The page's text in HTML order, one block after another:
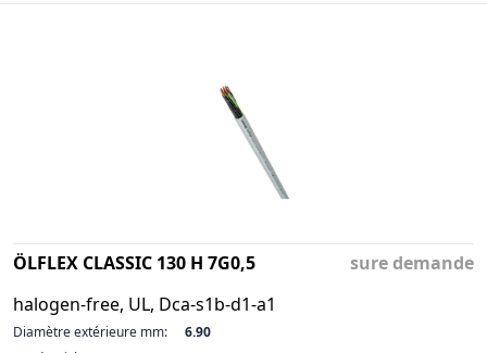
ÖLFLEX CLASSIC 130 H 7G0,5
halogen-free, UL, Dca-s1b-d1-a1
sure demande
Diamètre extérieure mm:
6.90